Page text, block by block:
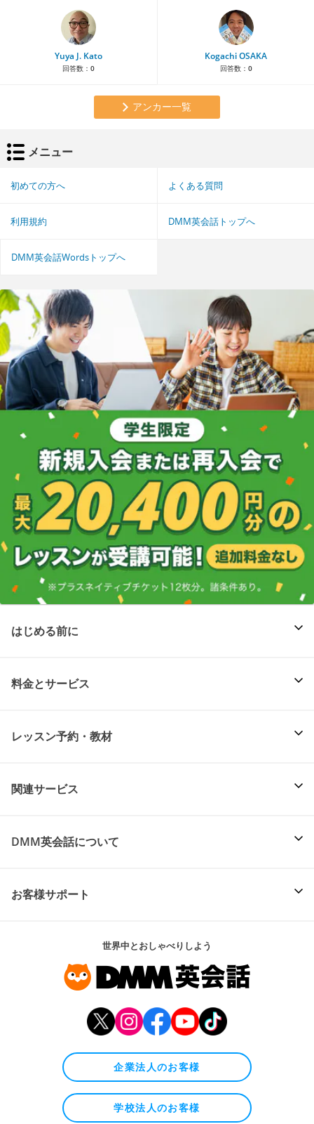
Yuya J. Kato
回答数： 0
Kogachi OSAKA
回答数： 0
アンカー一覧
メニュー
初めての方へ よくある質問
利用規約 DMM英会話トップへ
DMM英会話Wordsトップへ
はじめる前に
料金とサービス
レッスン予約・教材
関連サービス
DMM英会話について
お客様サポート
世界中とおしゃべりしよう
企業法人のお客様
学校法人のお客様